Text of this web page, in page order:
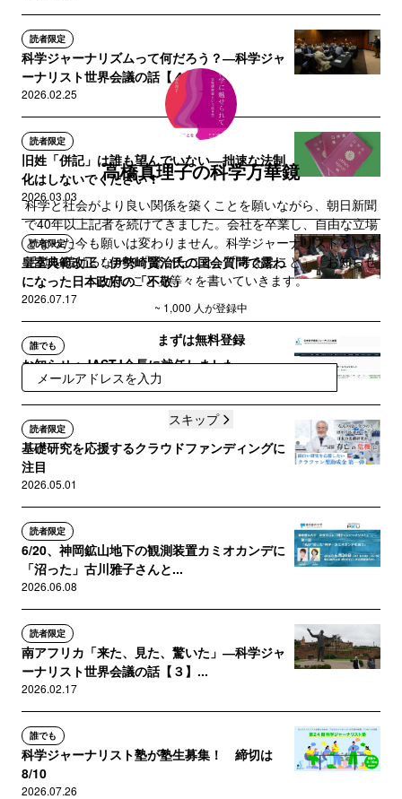
読者限定
科学ジャーナリズムって何だろう？―科学ジャ
ーナリスト世界会議の話【４】...
2026.02.25
読者限定
旧姓「併記」は誰も望んでいない―拙速な法制
化はしないでください！
2026.03.03
読者限定
皇室典範改正：伊勢崎賢治氏の国会質問で露わ
になった日本政府の「不敬」
2026.07.17
誰でも
お知らせ：JASTJ会長に就任しました
2026.05.31
読者限定
基礎研究を応援するクラウドファンディングに
注目
2026.05.01
読者限定
6/20、神岡鉱山地下の観測装置カミオカンデに
「沼った」古川雅子さんと...
2026.06.08
読者限定
南アフリカ「来た、見た、驚いた」―科学ジャ
ーナリスト世界会議の話【３】...
2026.02.17
誰でも
科学ジャーナリスト塾が塾生募集！ 締切は
8/10
2026.07.26
高橋真理子の科学万華鏡
科学と社会がより良い関係を築くことを願いながら、朝日新聞
で40年以上記者を続けてきました。会社を卒業し、自由な立場
となった今も願いは変わりません。科学ジャーナリストとして
活動を続けるなかで「驚いたこと」「考えたこと」「お知らせ
したいこと」等々を書いていきます。
~ 1,000 人が登録中
まずは無料登録
登録
スキップ